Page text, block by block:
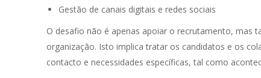
Gestão de canais digitais e redes sociais
O desafio não é apenas apoiar o recrutamento, mas
organização. Isto implica tratar os candidatos e os
contacto e necessidades específicas, tal como
Moxie